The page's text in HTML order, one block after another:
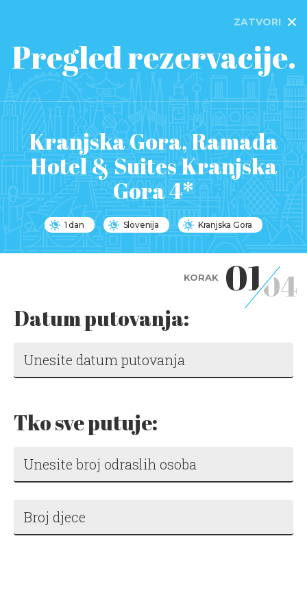
ZATVORI
Pregled rezervacije.
Kranjska Gora, Ramada
Hotel & Suites Kranjska
Gora 4*
1 dan Slovenija Kranjska Gora
KORAK 0104
Datum putovanja:
Tko sve putuje: